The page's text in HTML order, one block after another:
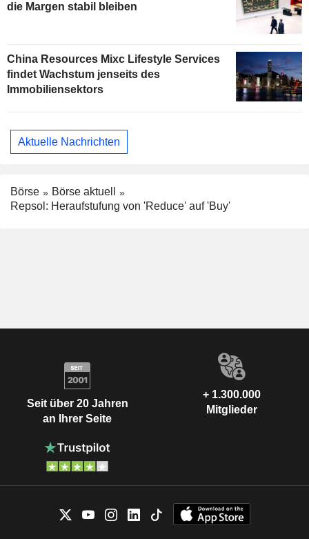
die Margen stabil bleiben
China Resources Mixc Lifestyle Services
findet Wachstum jenseits des
Immobiliensektors
Aktuelle Nachrichten
Börse
Börse aktuell
Repsol: Heraufstufung von 'Reduce' auf 'Buy'
Seit über 20 Jahren
an Ihrer Seite
+ 1.300.000
Mitglieder